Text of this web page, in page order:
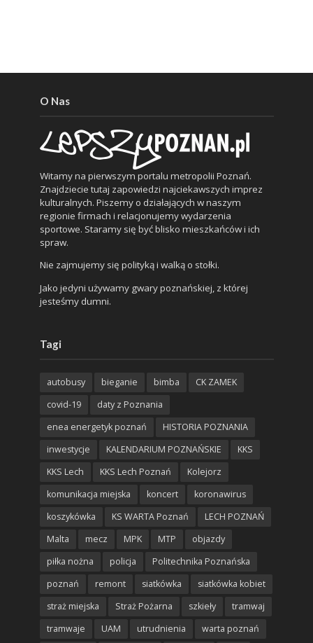
O Nas
Witamy na pierwszym portalu metropolii Poznań.
Znajdziecie tutaj zapowiedzi najciekawszych imprez
kulturalnych. Piszemy o działających w naszym
regionie firmach i relacjonujemy wydarzenia
sportowe. Staramy się być blisko mieszkańców i ich
spraw.
Nie zajmujemy się polityką i walką o stołki.
Jako jedyni używamy gwary poznańskiej, z której
jesteśmy dumni.
Tagi
autobusy bieganie bimba
CK ZAMEK
covid-19
daty z Poznania
enea energetyk poznań
HISTORIA POZNANIA
inwestycje
KALENDARIUM POZNAŃSKIE
KKS
KKS Lech
KKS Lech Poznań
Kolejorz
komunikacja miejska
koncert
koronawirus
koszykówka
KS WARTA Poznań
LECH POZNAŃ
Malta
mecz MPK MTP
objazdy
piłka nożna
policja
Politechnika Poznańska
poznań
remont siatkówka
siatkówka kobiet
straż miejska
Straż Pożarna szkieły
tramwaj
tramwaje
UAM utrudnienia warta poznań